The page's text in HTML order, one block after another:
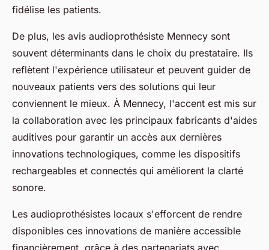
fidélise les patients.
De plus, les avis audioprothésiste Mennecy sont
souvent déterminants dans le choix du prestataire. Ils
reflètent l'expérience utilisateur et peuvent guider de
nouveaux patients vers des solutions qui leur
conviennent le mieux. À Mennecy, l'accent est mis sur
la collaboration avec les principaux fabricants d'aides
auditives pour garantir un accès aux dernières
innovations technologiques, comme les dispositifs
rechargeables et connectés qui améliorent la clarté
sonore.
Les audioprothésistes locaux s'efforcent de rendre
disponibles ces innovations de manière accessible